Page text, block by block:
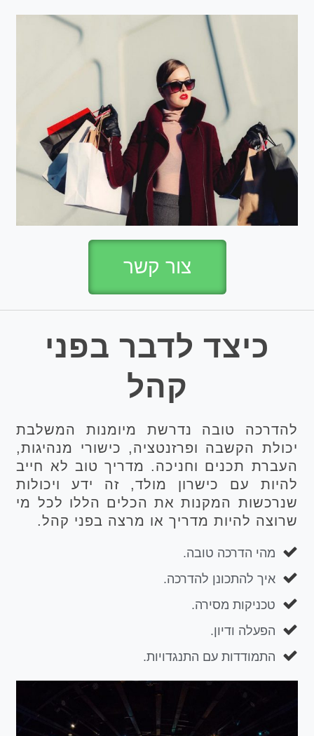
צור קשר
כיצד לדבר בפני
קהל
להדרכה טובה נדרשת מיומנות המשלבת
יכולת הקשבה ופרזנטציה, כישורי מנהיגות,
העברת תכנים וחניכה. מדריך טוב לא חייב
להיות עם כישרון מולד, זה ידע ויכולות
שנרכשות המקנות את הכלים הללו לכל מי
שרוצה להיות מדריך או מרצה בפני קהל.
מהי הדרכה טובה.
איך להתכונן להדרכה.
טכניקות מסירה.
הפעלה ודיון.
התמודדות עם התנגדויות.